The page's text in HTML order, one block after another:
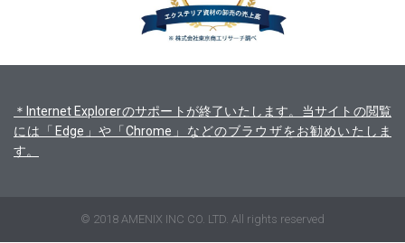
＊Internet Explorerのサポートが終了いたします。当サイトの閲覧
には「Edge」や「Chrome」などのブラウザをお勧めいたしま
す。
© 2018 AMENIX INC CO. LTD. All rights reserved